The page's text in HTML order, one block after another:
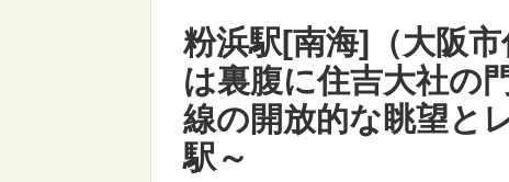
粉浜駅[南海]（大阪
は裏腹に住吉大社の
線の開放的な眺望と
駅～